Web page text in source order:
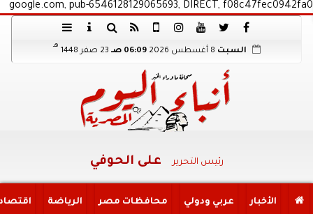
google.com, pub-6546128129065693, DIRECT, f08c47fec0942fa0
السبت 06:09 صـ 23 صفر 1448
هـ
رئيس التحرير على الحوفي
الأخبار عربي ودولي محافظات مصر الرياضة